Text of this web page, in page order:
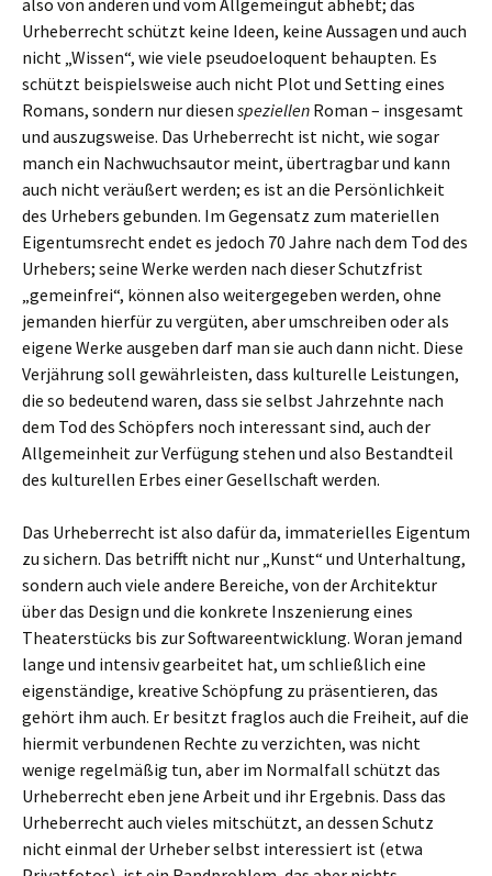
also von anderen und vom Allgemeingut abhebt; das
Urheberrecht schützt keine Ideen, keine Aussagen und auch
nicht „Wissen“, wie viele pseudoeloquent behaupten. Es
schützt beispielsweise auch nicht Plot und Setting eines
Romans, sondern nur diesen speziellen Roman – insgesamt
und auszugsweise. Das Urheberrecht ist nicht, wie sogar
manch ein Nachwuchsautor meint, übertragbar und kann
auch nicht veräußert werden; es ist an die Persönlichkeit
des Urhebers gebunden. Im Gegensatz zum materiellen
Eigentumsrecht endet es jedoch 70 Jahre nach dem Tod des
Urhebers; seine Werke werden nach dieser Schutzfrist
„gemeinfrei“, können also weitergegeben werden, ohne
jemanden hierfür zu vergüten, aber umschreiben oder als
eigene Werke ausgeben darf man sie auch dann nicht. Diese
Verjährung soll gewährleisten, dass kulturelle Leistungen,
die so bedeutend waren, dass sie selbst Jahrzehnte nach
dem Tod des Schöpfers noch interessant sind, auch der
Allgemeinheit zur Verfügung stehen und also Bestandteil
des kulturellen Erbes einer Gesellschaft werden.
Das Urheberrecht ist also dafür da, immaterielles Eigentum
zu sichern. Das betrifft nicht nur „Kunst“ und Unterhaltung,
sondern auch viele andere Bereiche, von der Architektur
über das Design und die konkrete Inszenierung eines
Theaterstücks bis zur Softwareentwicklung. Woran jemand
lange und intensiv gearbeitet hat, um schließlich eine
eigenständige, kreative Schöpfung zu präsentieren, das
gehört ihm auch. Er besitzt fraglos auch die Freiheit, auf die
hiermit verbundenen Rechte zu verzichten, was nicht
wenige regelmäßig tun, aber im Normalfall schützt das
Urheberrecht eben jene Arbeit und ihr Ergebnis. Dass das
Urheberrecht auch vieles mitschützt, an dessen Schutz
nicht einmal der Urheber selbst interessiert ist (etwa